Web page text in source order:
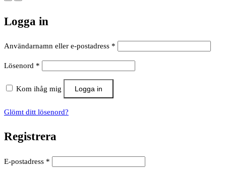
Logga in
Användarnamn eller e-postadress *
Lösenord *
Kom ihåg mig Logga in
Glömt ditt lösenord?
Registrera
E-postadress *